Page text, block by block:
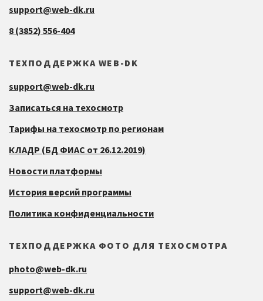
support@web-dk.ru
8 (3852) 556-404
ТЕХПОДДЕРЖКА WEB-DK
support@web-dk.ru
Записаться на техосмотр
Тарифы на техосмотр по регионам
КЛАДР (БД ФИАС от 26.12.2019)
Новости платформы
История версий программы
Политика конфиденциальности
ТЕХПОДДЕРЖКА ФОТО ДЛЯ ТЕХОСМОТРА
photo@web-dk.ru
support@web-dk.ru